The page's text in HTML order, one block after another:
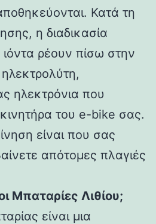
Κατά τη
η διαδικασία
ιόντα ρέουν πίσω στην
ηλεκτρόνια που
του e-bike σας.
είναι που σας
απότομες πλαγιές
Μπαταρίες Λιθίου;
είναι μια